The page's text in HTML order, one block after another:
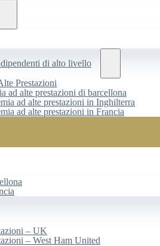
di alto livello
Prestazioni
ad alte prestazioni di barcellona
ad alte prestazioni in Inghilterra
ad alte prestazioni in Francia
– UK
– West Ham United